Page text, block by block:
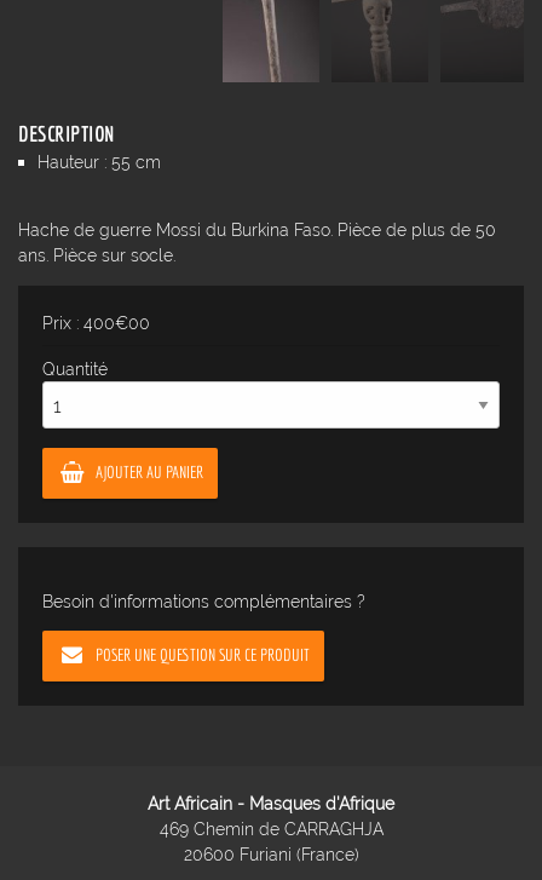
DESCRIPTION
Hauteur : 55 cm
Hache de guerre Mossi du Burkina Faso. Pièce de plus de 50
ans. Pièce sur socle.
Prix : 400€00
Quantité
AJOUTER AU PANIER
Besoin d'informations complémentaires ?
POSER UNE QUESTION SUR CE PRODUIT
Art Africain - Masques d'Afrique
469 Chemin de CARRAGHJA
20600 Furiani (France)